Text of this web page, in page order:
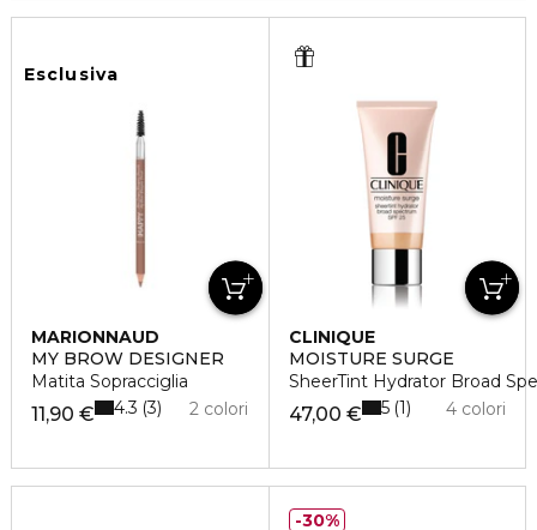
Esclusiva
MARIONNAUD
MY BROW DESIGNER
Matita Sopracciglia
11,90 € 2 colori
4.3 3
CLINIQUE
MOISTURE SURGE
SheerTint Hydrator Broad
47,00 € 4 colori
5 1
30%